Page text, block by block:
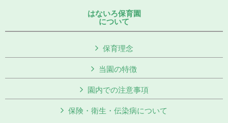
はないろ保育園
について
保育理念
当園の特徴
園内での注意事項
保険・衛生・伝染病について